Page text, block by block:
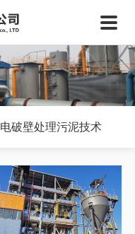
电破壁处理污泥技术